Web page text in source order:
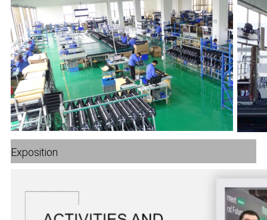
Exposition